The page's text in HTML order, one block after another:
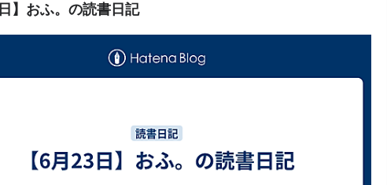
】おふ。の読書日記